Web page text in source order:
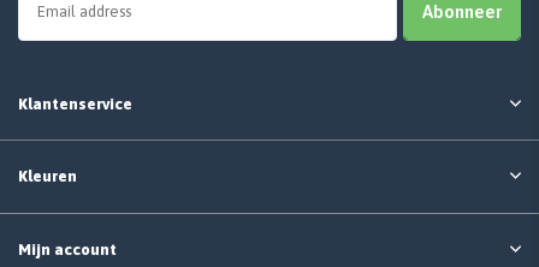
Abonneer
Klantenservice
Kleuren
Mijn account